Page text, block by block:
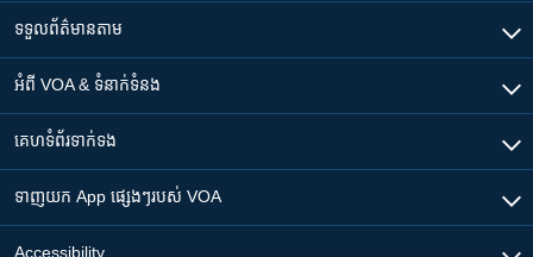
ទទួល​ព័ត៌មាន​តាម
អំពី​ VOA & ទំនាក់ទំនង
គេហទំព័រ​​ទាក់ទង
ទាញយក​ App ផ្សេងៗ​របស់​ VOA
Accessibility